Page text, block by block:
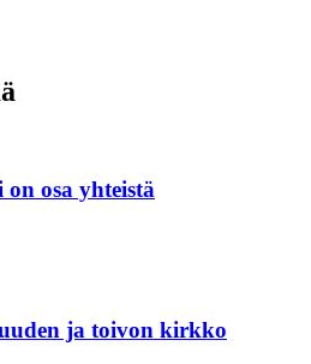
osa yhteistä
ja toivon kirkko